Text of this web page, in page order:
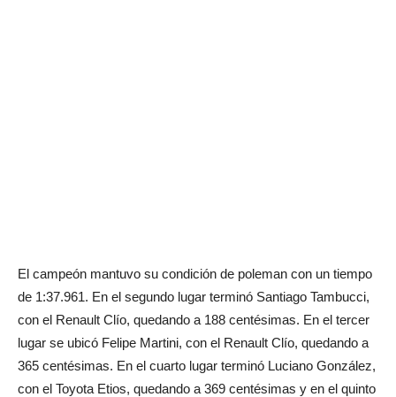
El campeón mantuvo su condición de poleman con un tiempo
de 1:37.961. En el segundo lugar terminó Santiago Tambucci,
con el Renault Clío, quedando a 188 centésimas. En el tercer
lugar se ubicó Felipe Martini, con el Renault Clío, quedando a
365 centésimas. En el cuarto lugar terminó Luciano González,
con el Toyota Etios, quedando a 369 centésimas y en el quinto